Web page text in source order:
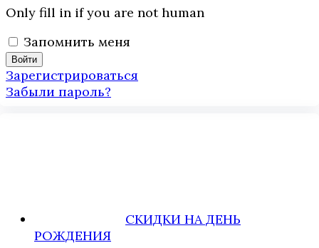
Only fill in if you are not human
Запомнить меня
Зарегистрироваться
Забыли пароль?
СКИДКИ НА ДЕНЬ
РОЖДЕНИЯ